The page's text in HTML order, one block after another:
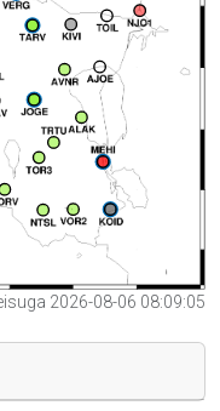
2026-08-06 08:09:05